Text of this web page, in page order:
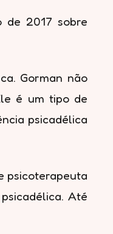
de 2017 sobre
Gorman não
é um tipo de
psicadélica
psicoterapeuta
Até